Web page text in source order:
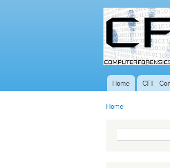
Menu principale
Home CFI -
Home
Form di ricerca